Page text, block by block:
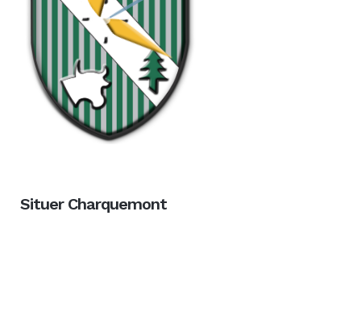
Situer Charquemont